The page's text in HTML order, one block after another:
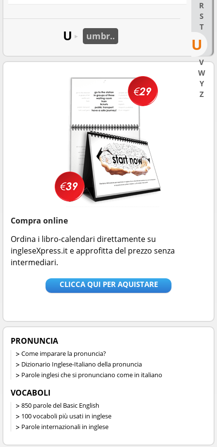
R
S
T
U
V
W
Y
Z
U ► umbr..
Compra online
Ordina i libro-calendari direttamente su
ingleseXpress.it e approfitta del prezzo senza
intermediari.
CLICCA QUI PER AQUISTARE
PRONUNCIA
Come imparare la pronuncia?
Dizionario Inglese-Italiano della pronuncia
Parole inglesi che si pronunciano come in italiano
VOCABOLI
850 parole del Basic English
100 vocaboli più usati in inglese
Parole internazionali in inglese